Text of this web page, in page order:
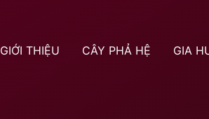
THIỆU CÂY PHẢ HỆ GIA